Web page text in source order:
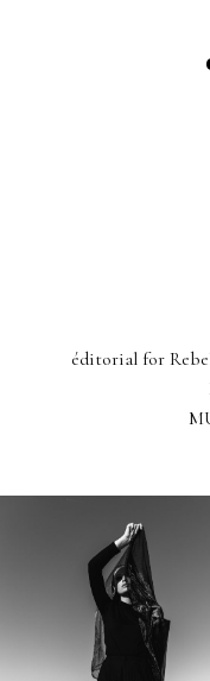
éditorial for